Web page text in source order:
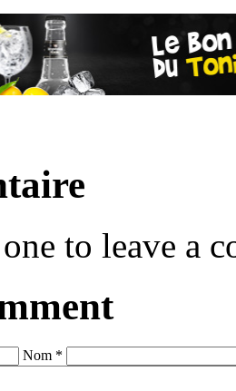
to leave a
Nom *